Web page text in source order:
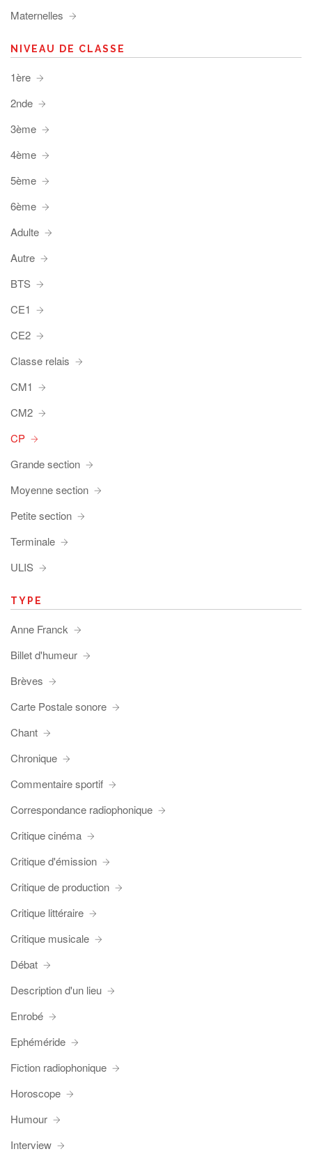
Maternelles
NIVEAU DE CLASSE
1ère
2nde
3ème
4ème
5ème
6ème
Adulte
Autre
BTS
CE1
CE2
Classe relais
CM1
CM2
CP
Grande section
Moyenne section
Petite section
Terminale
ULIS
TYPE
Anne Franck
Billet d'humeur
Brèves
Carte Postale sonore
Chant
Chronique
Commentaire sportif
Correspondance radiophonique
Critique cinéma
Critique d'émission
Critique de production
Critique littéraire
Critique musicale
Débat
Description d'un lieu
Enrobé
Ephéméride
Fiction radiophonique
Horoscope
Humour
Interview